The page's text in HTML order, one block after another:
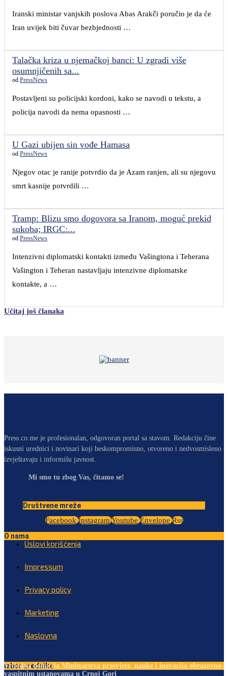
Iranski ministar vanjskih poslova Abas Arakči poručio je da će
Iran uvijek biti čuvar bezbjednosti …
Talačka kriza u njemačkoj banci: U zgradi više
osumnjičenih sa...
od PressNews
Postavljeni su policijski kordoni, kako se navodi u tekstu, a
policija navodi da nema opasnosti …
U Gazi ubijen sin vođe Hamasa
od PressNews
Njegov otac je ranije potvrdio da je Azam ranjen, ali su njegovu
smrt kasnije potvrdili …
Tramp: Blizu smo dogovora sa Iranom, moguć prekid
sukoba; IRGC:...
od PressNews
Intenzivni diplomatski kontakti između Vašingtona i Teherana
Vašington i Teheran nastavljaju intenzivne diplomatske
kontakte, a …
Učitaj još članaka
Press.co.me je profesionalan, odgovoran portal sa stavom. Redakciju čine
iskusni urednici i novinari koji beskompromisno, otvoreno i nedvosmisleno
izvještavaju i informišu javnost.
Mi smo tu zbog Vas, čitamo se!
Društvene mreže
Facebook InstagramYoutube Envelope Rss
O nama
Uslovi korišćenja
Impressum
Privacy policy
Marketing
Naslovna
Izbor urednika
Vrijedna donacija Ministarstva prosvjete, nauke i inovacija obrazovno-
vaspitnim ustanovama u Crnoj Gori